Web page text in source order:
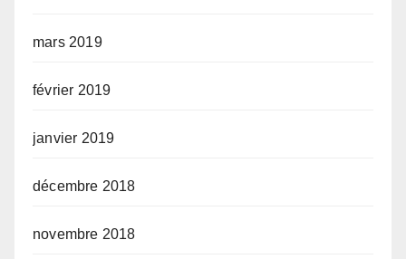
mars 2019
février 2019
janvier 2019
décembre 2018
novembre 2018